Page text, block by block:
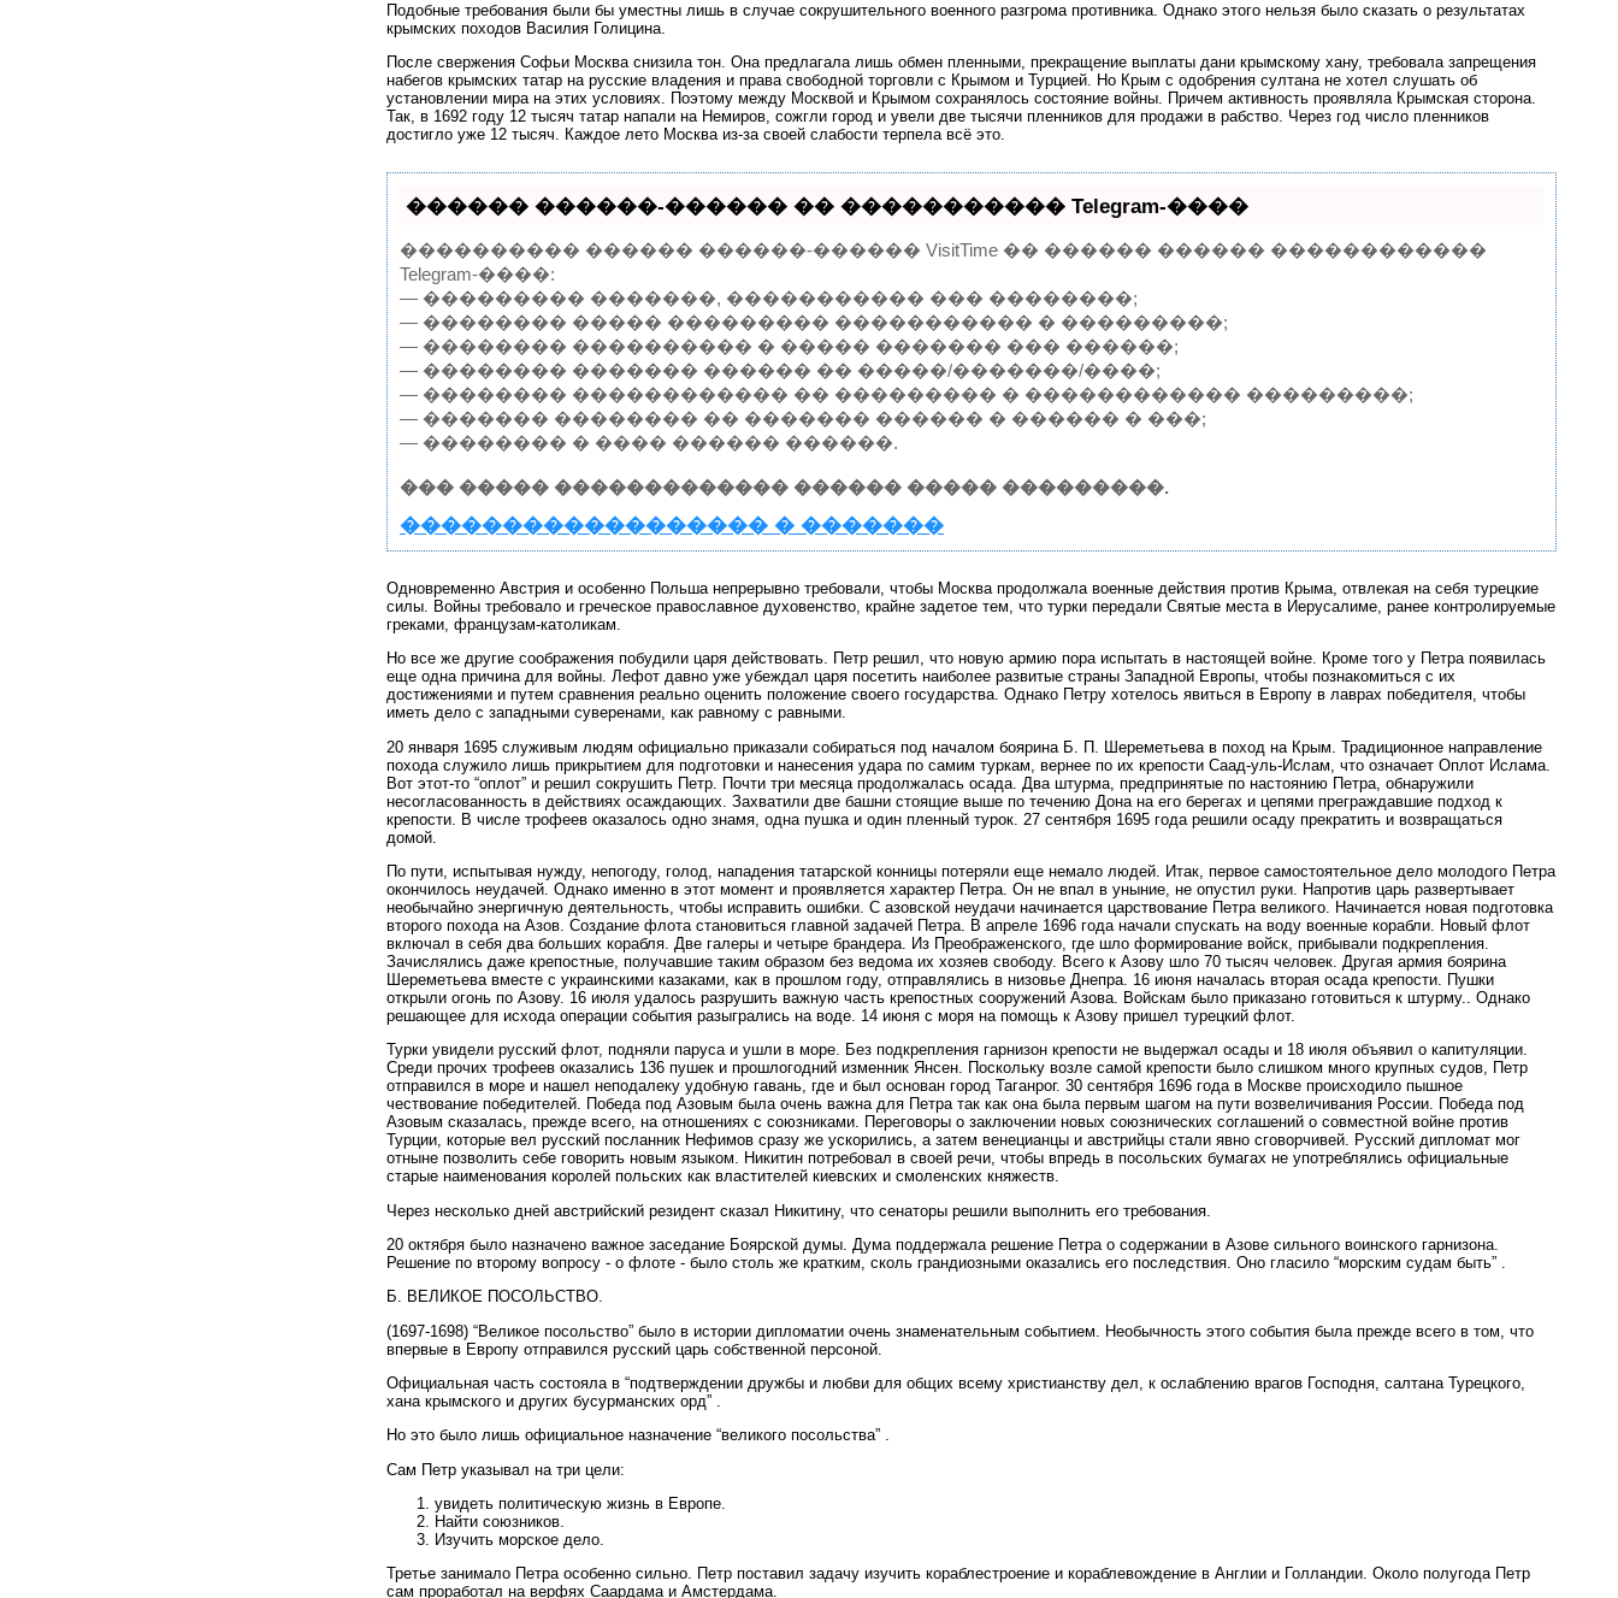
Подобные требования были бы уместны лишь в случае сокрушительного военного разгрома противника. Однако этого нельзя было сказать о результатах
крымских походов Василия Голицина.
После свержения Софьи Москва снизила тон. Она предлагала лишь обмен пленными, прекращение выплаты дани крымскому хану, требовала запрещения
набегов крымских татар на русские владения и права свободной торговли с Крымом и Турцией. Но Крым с одобрения султана не хотел слушать об
установлении мира на этих условиях. Поэтому между Москвой и Крымом сохранялось состояние войны. Причем активность проявляла Крымская сторона.
Так, в 1692 году 12 тысяч татар напали на Немиров, сожгли город и увели две тысячи пленников для продажи в рабство. Через год число пленников
достигло уже 12 тысяч. Каждое лето Москва из-за своей слабости терпела всё это.
������ ������-������ �� ����������� Telegram-����
���������� ������ ������-������ VisitTime �� ������ ������ ������������
Telegram-����:
— ��������� �������, ����������� ��� ��������;
— �������� ����� ��������� ����������� � ���������;
— �������� ���������� � ����� ������� ��� ������;
— �������� ������� ������ �� �����/�������/����;
— �������� ������������ �� ��������� � ������������ ���������;
— ������� �������� �� ������� ������ � ������ � ���;
— �������� � ���� ������ ������.
��� ����� ������������� ������ ����� ���������.
������������������ � �������
Одновременно Австрия и особенно Польша непрерывно требовали, чтобы Москва продолжала военные действия против Крыма, отвлекая на себя турецкие
силы. Войны требовало и греческое православное духовенство, крайне задетое тем, что турки передали Святые места в Иерусалиме, ранее контролируемые
греками, французам-католикам.
Но все же другие соображения побудили царя действовать. Петр решил, что новую армию пора испытать в настоящей войне. Кроме того у Петра появилась
еще одна причина для войны. Лефот давно уже убеждал царя посетить наиболее развитые страны Западной Европы, чтобы познакомиться с их
достижениями и путем сравнения реально оценить положение своего государства. Однако Петру хотелось явиться в Европу в лаврах победителя, чтобы
иметь дело с западными суверенами, как равному с равными.
20 января 1695 служивым людям официально приказали собираться под началом боярина Б. П. Шереметьева в поход на Крым. Традиционное направление
похода служило лишь прикрытием для подготовки и нанесения удара по самим туркам, вернее по их крепости Саад-уль-Ислам, что означает Оплот Ислама.
Вот этот-то “оплот” и решил сокрушить Петр. Почти три месяца продолжалась осада. Два штурма, предпринятые по настоянию Петра, обнаружили
несогласованность в действиях осаждающих. Захватили две башни стоящие выше по течению Дона на его берегах и цепями преграждавшие подход к
крепости. В числе трофеев оказалось одно знамя, одна пушка и один пленный турок. 27 сентября 1695 года решили осаду прекратить и возвращаться
домой.
По пути, испытывая нужду, непогоду, голод, нападения татарской конницы потеряли еще немало людей. Итак, первое самостоятельное дело молодого Петра
окончилось неудачей. Однако именно в этот момент и проявляется характер Петра. Он не впал в уныние, не опустил руки. Напротив царь развертывает
необычайно энергичную деятельность, чтобы исправить ошибки. С азовской неудачи начинается царствование Петра великого. Начинается новая подготовка
второго похода на Азов. Создание флота становиться главной задачей Петра. В апреле 1696 года начали спускать на воду военные корабли. Новый флот
включал в себя два больших корабля. Две галеры и четыре брандера. Из Преображенского, где шло формирование войск, прибывали подкрепления.
Зачислялись даже крепостные, получавшие таким образом без ведома их хозяев свободу. Всего к Азову шло 70 тысяч человек. Другая армия боярина
Шереметьева вместе с украинскими казаками, как в прошлом году, отправлялись в низовье Днепра. 16 июня началась вторая осада крепости. Пушки
открыли огонь по Азову. 16 июля удалось разрушить важную часть крепостных сооружений Азова. Войскам было приказано готовиться к штурму.. Однако
решающее для исхода операции события разыгрались на воде. 14 июня с моря на помощь к Азову пришел турецкий флот.
Турки увидели русский флот, подняли паруса и ушли в море. Без подкрепления гарнизон крепости не выдержал осады и 18 июля объявил о капитуляции.
Среди прочих трофеев оказались 136 пушек и прошлогодний изменник Янсен. Поскольку возле самой крепости было слишком много крупных судов, Петр
отправился в море и нашел неподалеку удобную гавань, где и был основан город Таганрог. 30 сентября 1696 года в Москве происходило пышное
чествование победителей. Победа под Азовым была очень важна для Петра так как она была первым шагом на пути возвеличивания России. Победа под
Азовым сказалась, прежде всего, на отношениях с союзниками. Переговоры о заключении новых союзнических соглашений о совместной войне против
Турции, которые вел русский посланник Нефимов сразу же ускорились, а затем венецианцы и австрийцы стали явно сговорчивей. Русский дипломат мог
отныне позволить себе говорить новым языком. Никитин потребовал в своей речи, чтобы впредь в посольских бумагах не употреблялись официальные
старые наименования королей польских как властителей киевских и смоленских княжеств.
Через несколько дней австрийский резидент сказал Никитину, что сенаторы решили выполнить его требования.
20 октября было назначено важное заседание Боярской думы. Дума поддержала решение Петра о содержании в Азове сильного воинского гарнизона.
Решение по второму вопросу - о флоте - было столь же кратким, сколь грандиозными оказались его последствия. Оно гласило “морским судам быть” .
Б. ВЕЛИКОЕ ПОСОЛЬСТВО.
(1697-1698) “Великое посольство” было в истории дипломатии очень знаменательным событием. Необычность этого события была прежде всего в том, что
впервые в Европу отправился русский царь собственной персоной.
Официальная часть состояла в “подтверждении дружбы и любви для общих всему христианству дел, к ослаблению врагов Господня, салтана Турецкого,
хана крымского и других бусурманских орд” .
Но это было лишь официальное назначение “великого посольства” .
Сам Петр указывал на три цели:
увидеть политическую жизнь в Европе.
Найти союзников.
Изучить морское дело.
Третье занимало Петра особенно сильно. Петр поставил задачу изучить кораблестроение и кораблевождение в Англии и Голландии. Около полугода Петр
сам проработал на верфях Саардама и Амстердама.